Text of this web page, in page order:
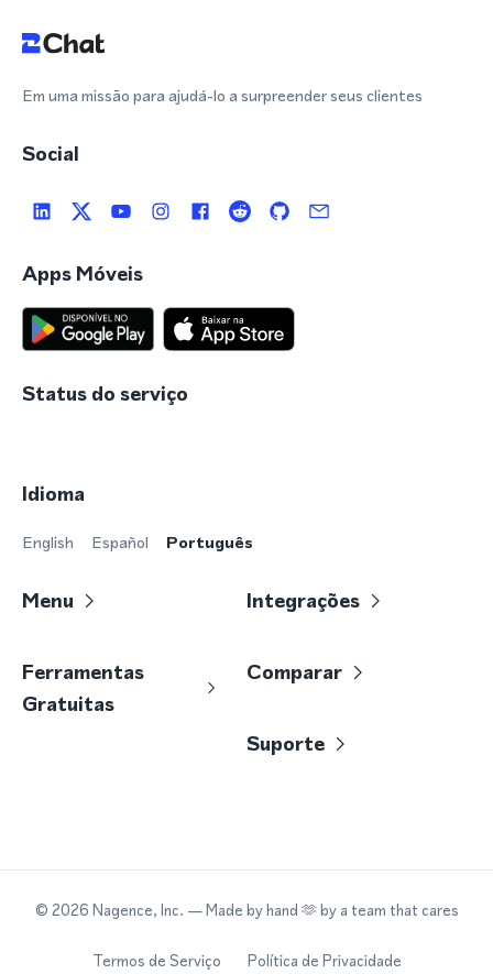
Em uma missão para ajudá-lo a surpreender seus clientes
Social
Apps Móveis
Status do serviço
Idioma
English Español Português
Menu Integrações
Ferramentas
Gratuitas
Comparar
Suporte
© 2026 Nagence, Inc. — Made by hand 🫶 by a team that cares
Termos de Serviço Política de Privacidade